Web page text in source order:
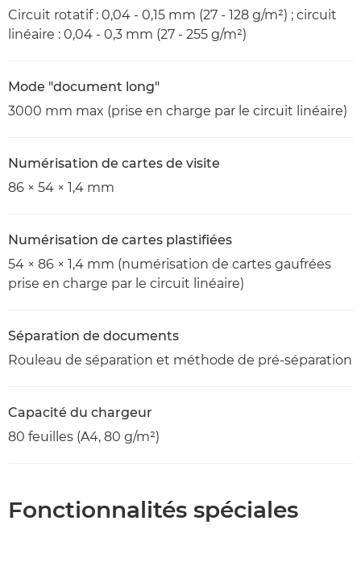
Circuit rotatif : 0,04 - 0,15 mm (27 - 128 g/m²) ; circuit
linéaire : 0,04 - 0,3 mm (27 - 255 g/m²)
Mode "document long"
3000 mm max (prise en charge par le circuit linéaire)
Numérisation de cartes de visite
86 × 54 × 1,4 mm
Numérisation de cartes plastifiées
54 × 86 × 1,4 mm (numérisation de cartes gaufrées
prise en charge par le circuit linéaire)
Séparation de documents
Rouleau de séparation et méthode de pré-séparation
Capacité du chargeur
80 feuilles (A4, 80 g/m²)
Fonctionnalités spéciales